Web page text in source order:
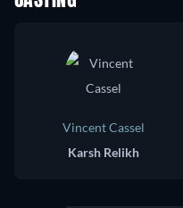
Vincent Cassel
Karsh Relikh